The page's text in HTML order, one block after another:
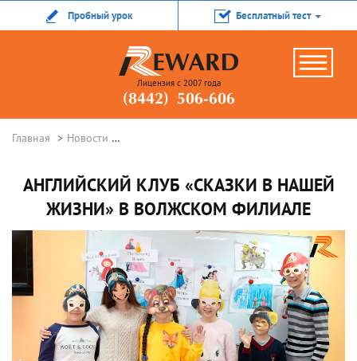
Пробный урок Бесплатный тест
Лицензия с 2007 года
(8442) 506-606
Главная Новости
АНГЛИЙСКИЙ КЛУБ «СКАЗКИ В НАШЕЙ
ЖИЗНИ» В ВОЛЖСКОМ ФИЛИАЛЕ